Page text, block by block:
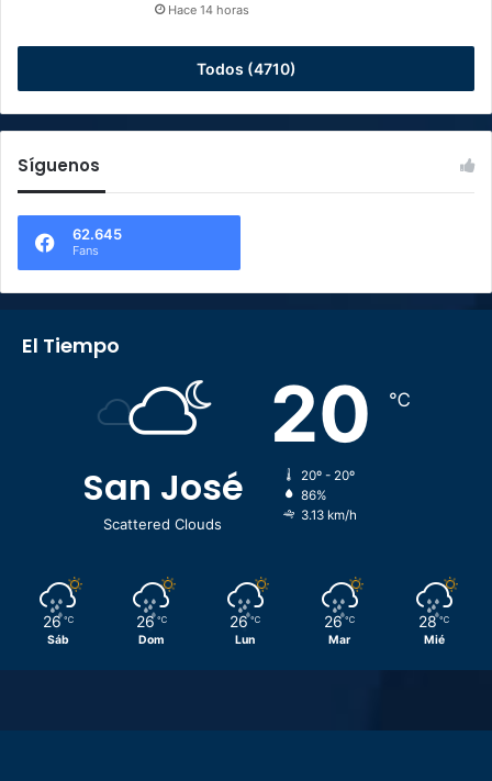
Hace 14 horas
Todos (4710)
Síguenos
62.645
Fans
El Tiempo
San José
Scattered Clouds
20 ℃
20º - 20º
86%
3.13 km/h
26 ℃
Sáb
26 ℃
Dom
26 ℃
Lun
26 ℃
Mar
28 ℃
Mié